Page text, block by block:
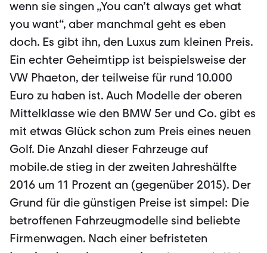
wenn sie singen „You can’t always get what
you want“, aber manchmal geht es eben
doch. Es gibt ihn, den Luxus zum kleinen Preis.
Ein echter Geheimtipp ist beispielsweise der
VW Phaeton, der teilweise für rund 10.000
Euro zu haben ist. Auch Modelle der oberen
Mittelklasse wie den BMW 5er und Co. gibt es
mit etwas Glück schon zum Preis eines neuen
Golf. Die Anzahl dieser Fahrzeuge auf
mobile.de stieg in der zweiten Jahreshälfte
2016 um 11 Prozent an (gegenüber 2015). Der
Grund für die günstigen Preise ist simpel: Die
betroffenen Fahrzeugmodelle sind beliebte
Firmenwagen. Nach einer befristeten